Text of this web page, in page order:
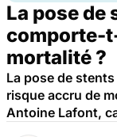
La pose de
comporte-
mortalité ?
La pose de
risque accru de
Antoine Lafont,